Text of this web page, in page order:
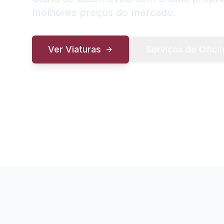
melhores preços do mercado.
Ver Viaturas